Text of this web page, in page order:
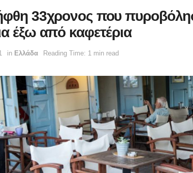
33χρονος που
έξω από καφετέρια
in Ελλάδα Reading Time: 1 min read